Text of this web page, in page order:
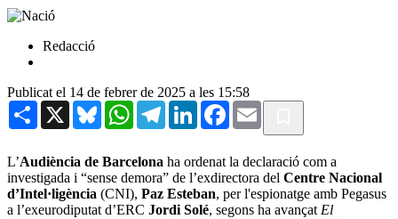
Redacció
Publicat el 14 de febrer de 2025 a les 15:58
Share X BlueskyWhatsAppTelegramLinkedInFacebook
Email
L’Audiència de Barcelona ha ordenat la declaració com a
investigada i “sense demora” de l’exdirectora del Centre Nacional
d’Intel·ligència (CNI), Paz Esteban, per l'espionatge amb Pegasus
a l’exeurodiputat d’ERC Jordi Solé, segons ha avançat El